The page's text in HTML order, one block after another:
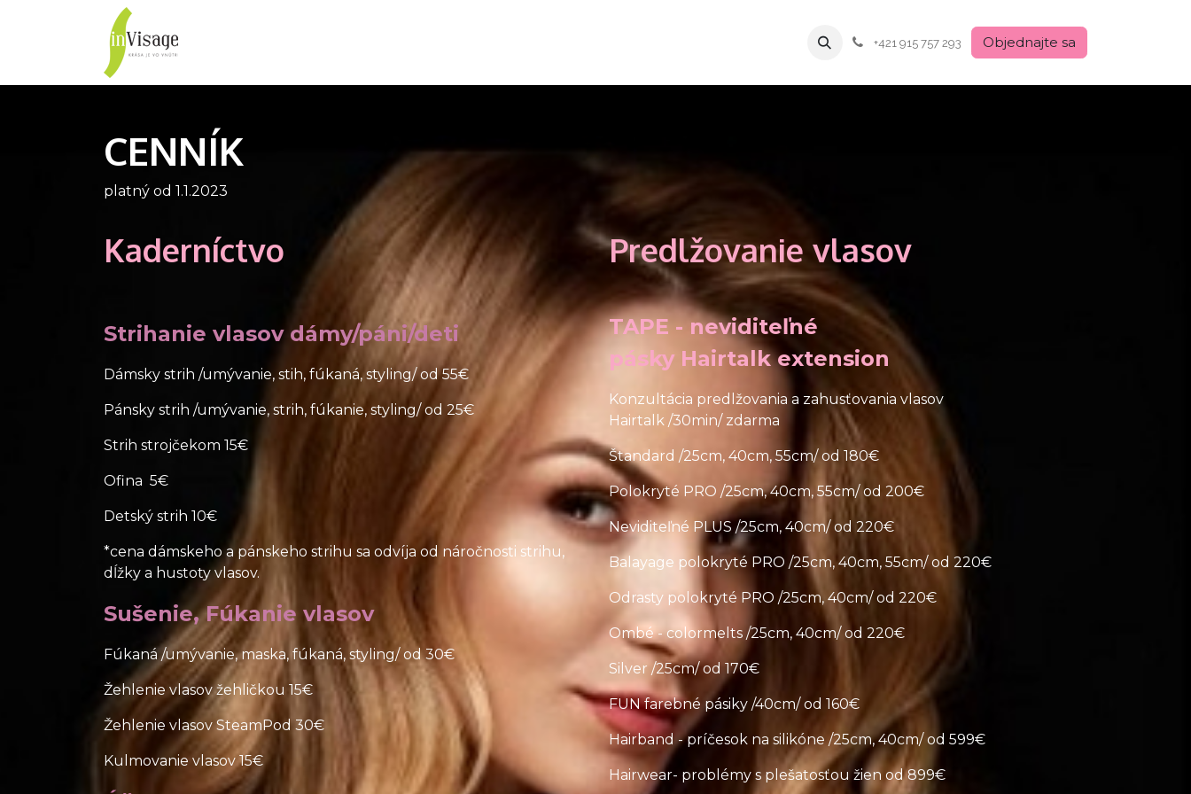
+421 915 757 293 Objednajte sa
CENNÍK
platný od 1.1.2023
Kaderníctvo
Strihanie vlasov dámy/páni/deti
Dámsky strih /umývanie, stih, fúkaná, styling/ od 55€
Pánsky strih /umývanie, strih, fúkanie, styling/ od 25€
Strih strojčekom 15€
Ofina 5€
Detský strih 10€
*cena dámskeho a pánskeho strihu sa odvíja od náročnosti strihu,
dĺžky a hustoty vlasov.
Sušenie, Fúkanie vlasov
Fúkaná /umývanie, maska, fúkaná, styling/ od 30€
Žehlenie vlasov žehličkou 15€
Žehlenie vlasov SteamPod 30€
Kulmovanie vlasov 15€
Predlžovanie vlasov
TAPE - neviditeľ​né
pásky Hairtalk extension
Konzultácia predlžovania a zahusťovania vlasov
Hairtalk /30min/ zdarma
Štandard /25cm, 40cm, 55cm/ od 180€
Polokryté PRO /25cm, 40cm, 55cm/ od 200€
Neviditeľné PLUS /25cm, 40cm/ od 220€
Balayage polokryté PRO /25cm, 40cm, 55cm/ od 220€
Odrasty polokryté PRO /25cm, 40cm/ od 220€
Ombé - colormelts /25cm, 40cm/ od 220€
Silver /25cm/ od 170€
FUN farebné pásiky /40cm/ od 160€
Hairband - príčesok na silikóne /25cm, 40cm/ od 599€
Hairwear- problémy s plešatosťou žien od 899€